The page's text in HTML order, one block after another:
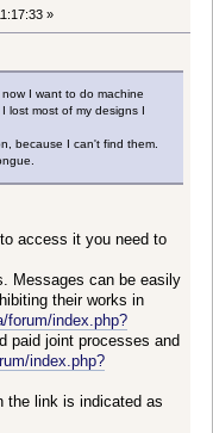
»
I want to do machine
lost most of my designs I
because I can't find them.
access it you need to
Messages can be easily
their works in
forum/index.php?
paid joint processes and
index.php?
the link is indicated as